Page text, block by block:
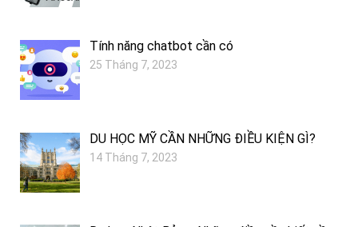
Tính năng chatbot cần có
25 Tháng 7, 2023
DU HỌC MỸ CẦN NHỮNG ĐIỀU KIỆN GÌ?
14 Tháng 7, 2023